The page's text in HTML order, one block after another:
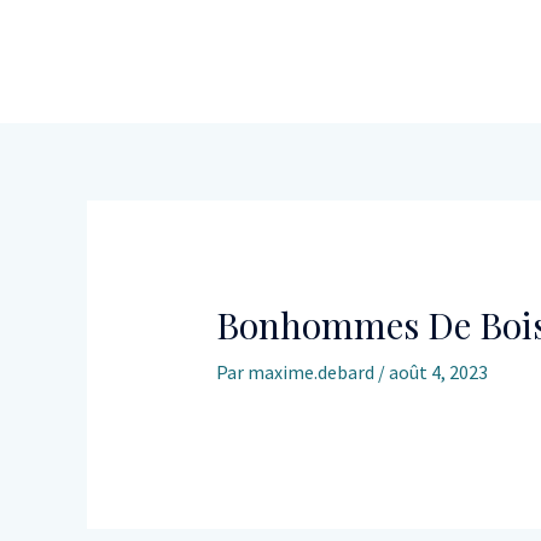
Bonhommes De
Par maxime.debard /août 4, 2023